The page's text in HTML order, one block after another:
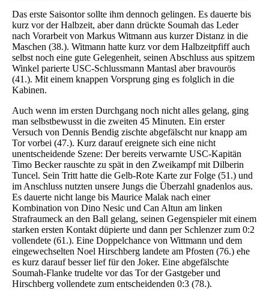
Das erste Saisontor sollte ihm dennoch gelingen. Es dauerte bis
kurz vor der Halbzeit, aber dann drückte Soumah das Leder
nach Vorarbeit von Markus Witmann aus kurzer Distanz in die
Maschen (38.). Witmann hatte kurz vor dem Halbzeitpfiff auch
selbst noch eine gute Gelegenheit, seinen Abschluss aus spitzem
Winkel parierte USC-Schlussmann Mantasl aber bravourös
(41.). Mit einem knappen Vorsprung ging es folglich in die
Kabinen.
Auch wenn im ersten Durchgang noch nicht alles gelang, ging
man selbstbewusst in die zweiten 45 Minuten. Ein erster
Versuch von Dennis Bendig zischte abgefälscht nur knapp am
Tor vorbei (47.). Kurz darauf ereignete sich eine nicht
unentscheidende Szene: Der bereits verwarnte USC-Kapitän
Timo Becker rauschte zu spät in den Zweikampf mit Dilberin
Tuncel. Sein Tritt hatte die Gelb-Rote Karte zur Folge (51.) und
im Anschluss nutzten unsere Jungs die Überzahl gnadenlos aus.
Es dauerte nicht lange bis Maurice Malak nach einer
Kombination von Dino Nesic und Can Altun am linken
Strafraumeck an den Ball gelang, seinen Gegenspieler mit einem
starken ersten Kontakt düpierte und dann per Schlenzer zum 0:2
vollendete (61.). Eine Doppelchance von Wittmann und dem
eingewechselten Noel Hirschberg landete am Pfosten (76.) ehe
es kurz darauf besser lief für den Joker. Eine abgefälschte
Soumah-Flanke trudelte vor das Tor der Gastgeber und
Hirschberg vollendete zum entscheidenden 0:3 (78.).